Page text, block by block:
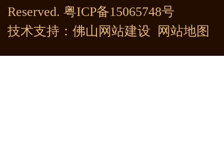
Reserved. 粤ICP备15065748号
技术支持： 佛山网站建设 网站地图